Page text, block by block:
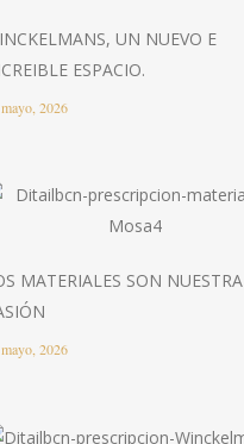
UN NUEVO E
ESPACIO.
2026
MATERIALES SON NUESTRA
2026